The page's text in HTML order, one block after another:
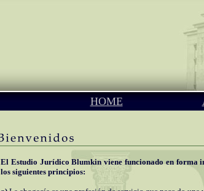
HOME
El Estudio Jurídico Blumkin viene funcionado en forma
los siguientes principios: